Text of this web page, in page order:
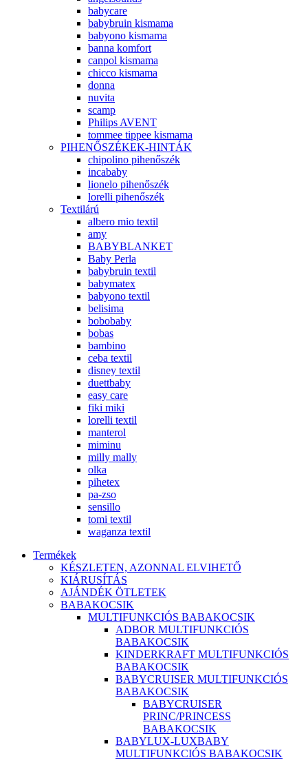
babycare
babybruin kismama
babyono kismama
banna komfort
canpol kismama
chicco kismama
donna
nuvita
scamp
Philips AVENT
tommee tippee kismama
PIHENŐSZÉKEK-HINTÁK
chipolino pihenőszék
incababy
lionelo pihenőszék
lorelli pihenőszék
Textilárú
albero mio textil
amy
BABYBLANKET
Baby Perla
babybruin textil
babymatex
babyono textil
belisima
bobobaby
bobas
bambino
ceba textil
disney textil
duettbaby
easy care
fiki miki
lorelli textil
manterol
miminu
milly mally
olka
pihetex
pa-zso
sensillo
tomi textil
waganza textil
Termékek
KÉSZLETEN, AZONNAL ELVIHETŐ
KIÁRUSÍTÁS
AJÁNDÉK ÖTLETEK
BABAKOCSIK
MULTIFUNKCIÓS BABAKOCSIK
ADBOR MULTIFUNKCIÓS
BABAKOCSIK
KINDERKRAFT MULTIFUNKCIÓS
BABAKOCSIK
BABYCRUISER MULTIFUNKCIÓS
BABAKOCSIK
BABYCRUISER
PRINC/PRINCESS
BABAKOCSIK
BABYLUX-LUXBABY
MULTIFUNKCIÓS BABAKOCSIK